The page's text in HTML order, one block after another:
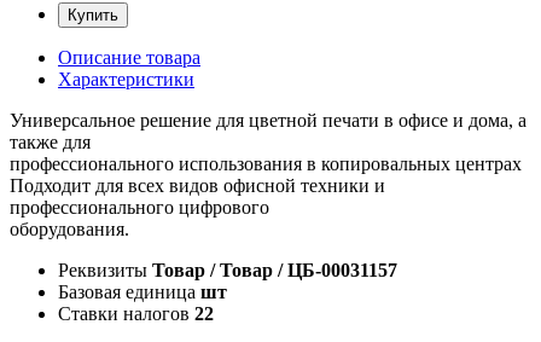
Купить
Описание товара
Характеристики
Универсальное решение для цветной печати в офисе и дома, а
также для
профессионального использования в копировальных центрах
Подходит для всех видов офисной техники и
профессионального цифрового
оборудования.
Реквизиты Товар / Товар / ЦБ-00031157
Базовая единица шт
Ставки налогов 22